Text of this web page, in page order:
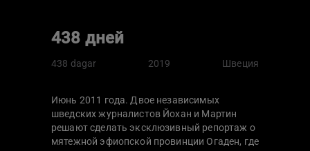
438 дней
438 dagar 2019 Швеция
Июнь 2011 года. Двое независимых
шведских журналистов Йохан и Мартин
решают сделать эксклюзивный репортаж о
мятежной эфиопской провинции Огаден, где